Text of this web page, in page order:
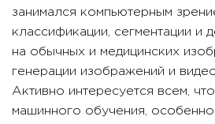
занимался компьютерным
классификации, сегментации и
на обычных и медицинских
генерации изображений и
Активно интересуется всем,
машинного обучения,